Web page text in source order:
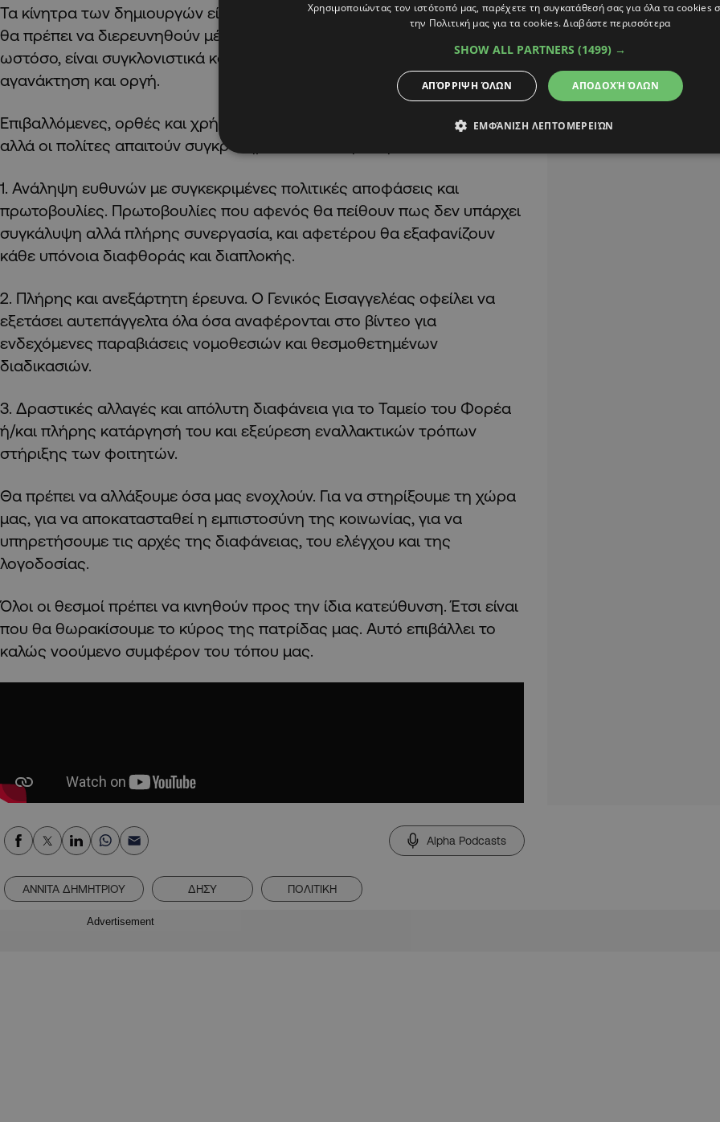
Τα κίνητρα των δημιουργών είναι ασφαλώς αλλότρια και κακόβουλα. Και
θα πρέπει να διερευνηθούν μέχρι τέλους. Τα όσα αποκαλύπτονται,
ωστόσο, είναι συγκλονιστικά και προκαλούν δικαιολογημένη
αγανάκτηση και οργή.
Επιβαλλόμενες, ορθές και χρήσιμες οι παραιτήσεις για τη διερεύνηση,
αλλά οι πολίτες απαιτούν συγκροτημένο πλάνο δράσης:
1. Ανάληψη ευθυνών με συγκεκριμένες πολιτικές αποφάσεις και
πρωτοβουλίες. Πρωτοβουλίες που αφενός θα πείθουν πως δεν υπάρχει
συγκάλυψη αλλά πλήρης συνεργασία, και αφετέρου θα εξαφανίζουν
κάθε υπόνοια διαφθοράς και διαπλοκής.
2. ⁠Πλήρης και ανεξάρτητη έρευνα. Ο Γενικός Εισαγγελέας οφείλει να
εξετάσει αυτεπάγγελτα όλα όσα αναφέρονται στο βίντεο για
ενδεχόμενες παραβιάσεις νομοθεσιών και θεσμοθετημένων
διαδικασιών.
3. ⁠Δραστικές αλλαγές και απόλυτη διαφάνεια για το Ταμείο του Φορέα
ή/και πλήρης κατάργησή του και εξεύρεση εναλλακτικών τρόπων
στήριξης των φοιτητών.
Θα πρέπει να αλλάξουμε όσα μας ενοχλούν. Για να στηρίξουμε τη χώρα
μας, για να αποκατασταθεί η εμπιστοσύνη της κοινωνίας, για να
υπηρετήσουμε τις αρχές της διαφάνειας, του ελέγχου και της
λογοδοσίας.
Όλοι οι θεσμοί πρέπει να κινηθούν προς την ίδια κατεύθυνση. Έτσι είναι
που θα θωρακίσουμε το κύρος της πατρίδας μας. Αυτό επιβάλλει το
καλώς νοούμενο συμφέρον του τόπου μας.
Alpha Podcasts
ΑΝΝΙΤΑ ΔΗΜΗΤΡΙΟΥ ΔΗΣΥ ΠΟΛΙΤΙΚΗ
Advertisement
Χρησιμοποιώντας τον ιστότοπό μας, παρέχετε τη συγκατάθεσή σας για όλα τα cookies
την Πολιτική μας για τα cookies.Διαβάστε περισσότερα
SHOW ALL PARTNERS (1499) →
ΑΠΟΔΟΧΉ ΌΛΩΝ
ΑΠΌΡΡΙΨΗ ΌΛΩΝ
ΕΜΦΆΝΙΣΗ ΛΕΠΤΟΜΕΡΕΙΏΝ